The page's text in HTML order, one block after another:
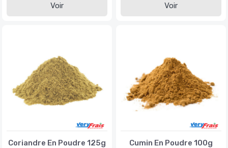
Voir Voir
Coriandre En Poudre 125g
Cumin En Poudre 100g